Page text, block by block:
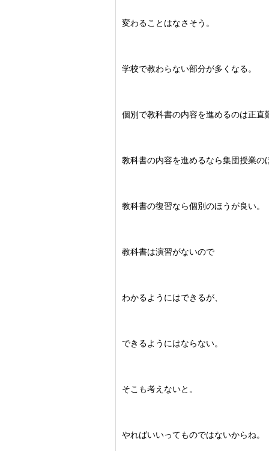
変わることはなさそう。
学校で教わらない部分が多くなる。
個別で教科書の内容を進めるのは正直
教科書の内容を進めるなら集団授業の
教科書の復習なら個別のほうが良い。
教科書は演習がないので
わかるようにはできるが、
できるようにはならない。
そこも考えないと。
やればいいってものではないからね。